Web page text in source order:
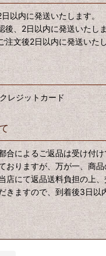
以内に発送いたします。
、2日以内に発送いたし
文後2日以内に発送いた
レジットカード
合によるご返品は受け付
おりますが、万が一、商
店にて返品送料負担の上
きますので、到着後3日以